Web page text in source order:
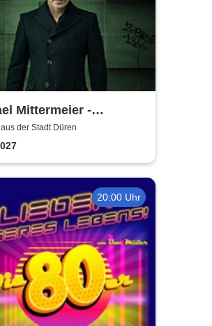
Mittermeier -
sind wir bald da?
der Stadt Düren
20:00 Uhr